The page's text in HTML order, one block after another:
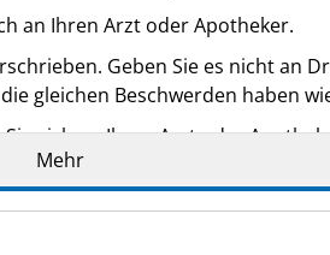
an Ihren Arzt oder Apotheker.
Geben Sie es nicht an
gleichen Beschwerden haben
sich an Ihren Arzt oder
angegeben sind. Siehe
Mehr